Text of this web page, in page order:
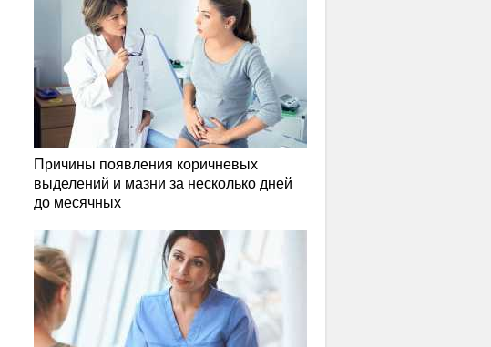
Причины появления коричневых
выделений и мазни за несколько дней
до месячных